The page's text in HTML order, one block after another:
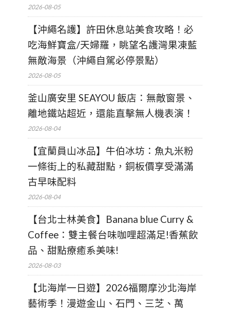
2026-08-05
【沖繩名護】許田休息站美食攻略！必
吃海鮮寶盒/天婦羅，眺望名護灣果凍藍
無敵海景（沖繩自駕必停景點）
2026-08-05
釜山廣安里 SEAYOU 飯店：無敵窗景、
離地鐵站超近，還能直擊無人機表演！
2026-08-04
【宜蘭員山冰品】牛伯冰坊：魚丸米粉
一條街上的私藏甜點，銅板價享受滿滿
古早味配料
2026-08-04
【台北士林美食】Banana blue Curry &
Coffee：雙主餐台味咖哩超滿足!香蕉飲
品、甜點療癒系美味!
2026-08-03
【北海岸一日遊】2026福爾摩沙北海岸
藝術季！漫遊金山、石門、三芝、萬